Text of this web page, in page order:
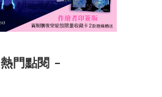
熱門點閱